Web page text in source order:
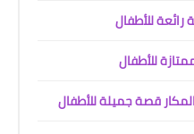
للأطفال
للأطفال
قصة جميلة للأطفال